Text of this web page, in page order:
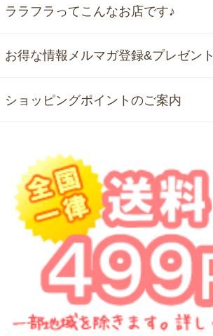
ララフラってこんなお店です♪
お得な情報メルマガ登録&プレゼント
ショッピングポイントのご案内